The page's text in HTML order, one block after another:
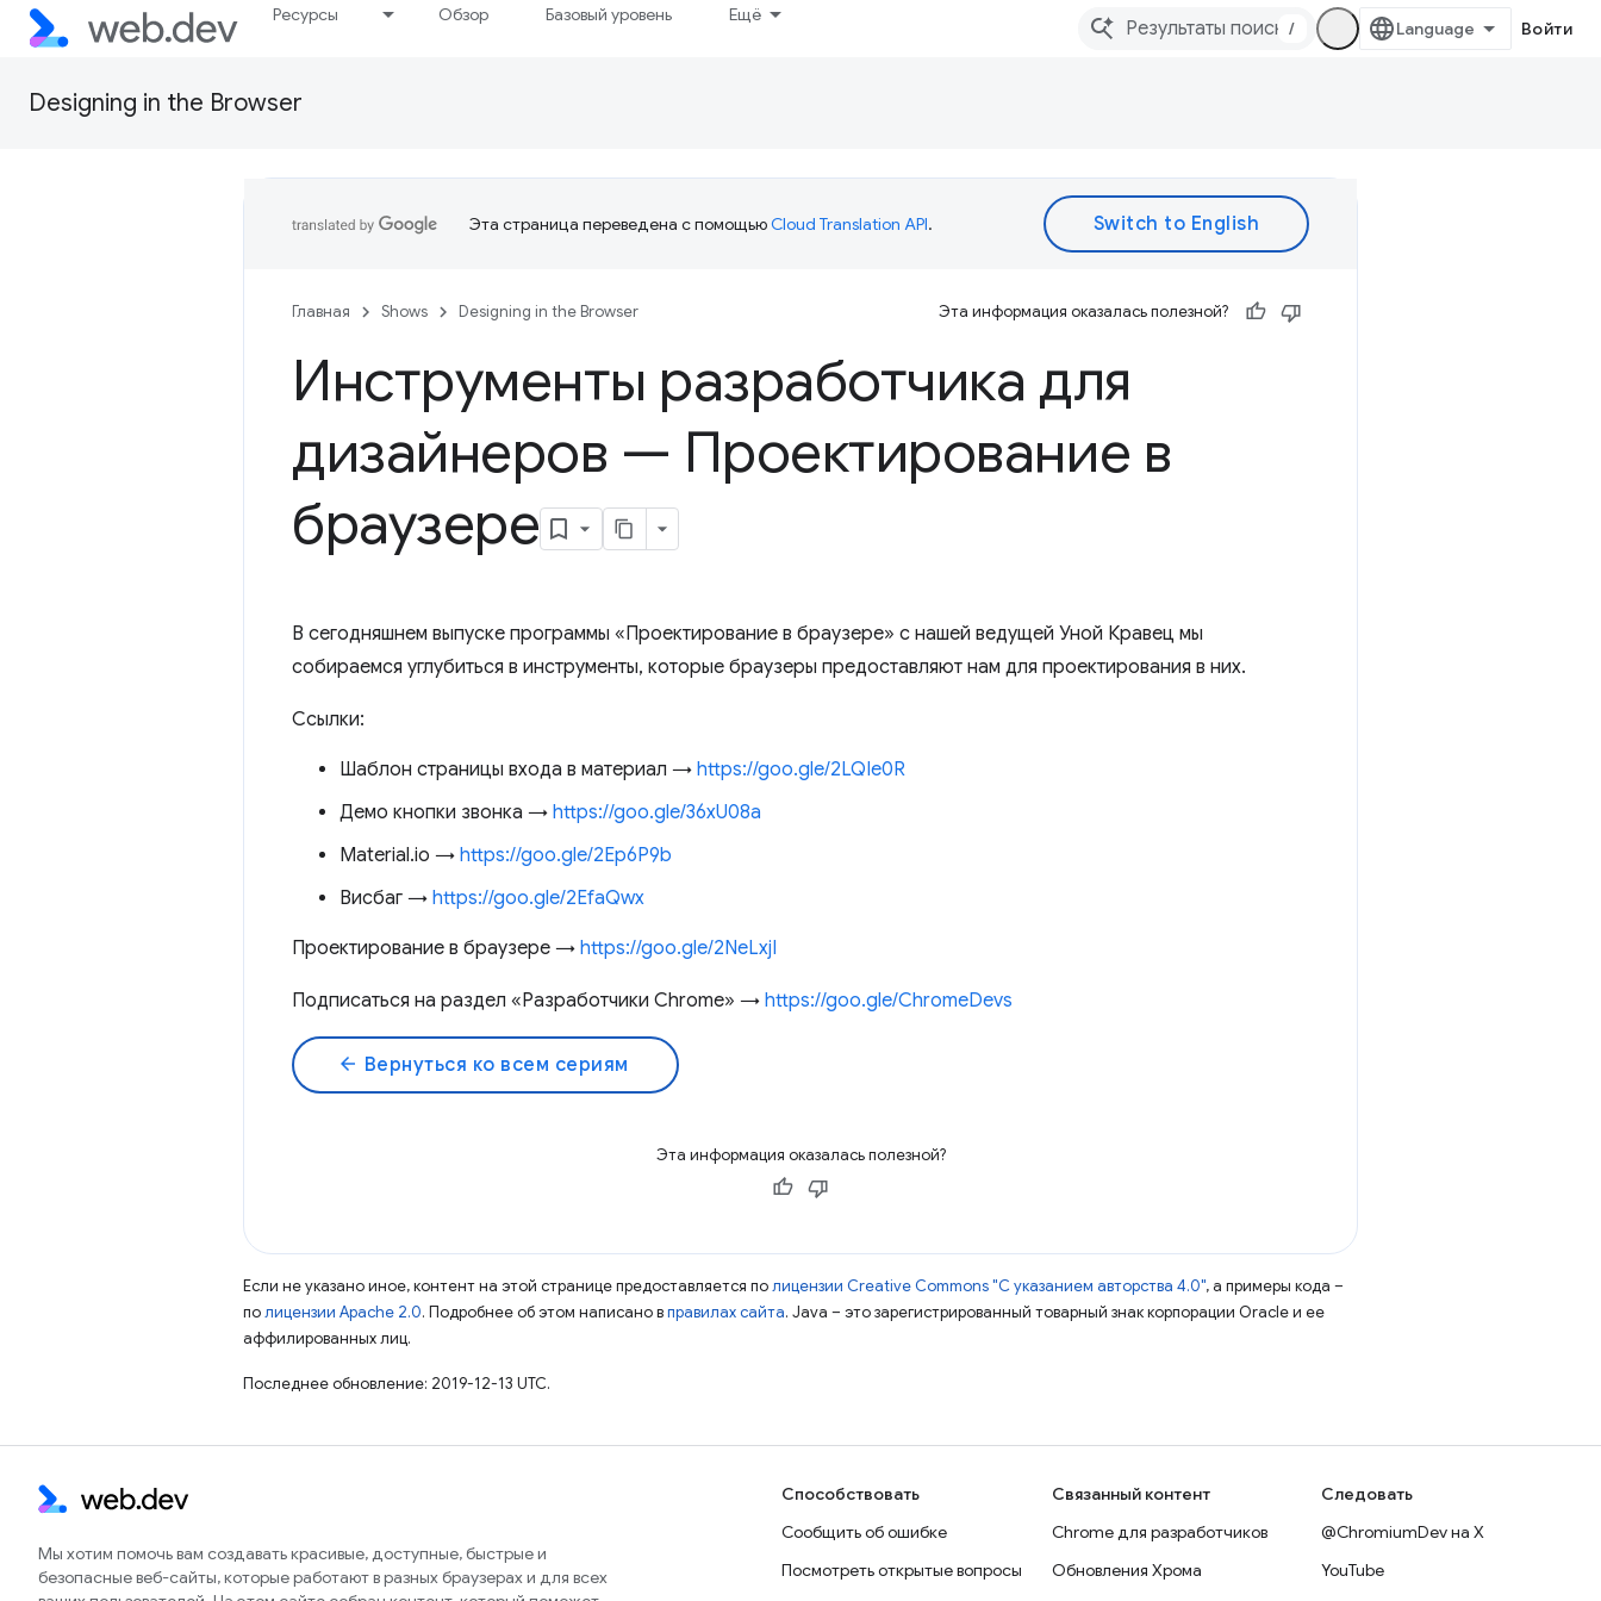
Ресурсы Обзор Базовый уровень Ещё
/ Войти
Designing in the Browser
Эта страница переведена с помощьюCloud Translation API.
Главная Shows Designing in the Browser Эта информация оказалась полезной?
Инструменты разработчика для
дизайнеров — Проектирование в
браузере
В сегодняшнем выпуске программы «Проектирование в браузере» с нашей ведущей Уной Кравец мы
собираемся углубиться в инструменты, которые браузеры предоставляют нам для проектирования в них.
Ссылки:
Шаблон страницы входа в материал → https://goo.gle/2LQIe0R
Демо кнопки звонка → https://goo.gle/36xU08a
Material.io → https://goo.gle/2Ep6P9b
Висбаг → https://goo.gle/2EfaQwx
Проектирование в браузере → https://goo.gle/2NeLxjI
Подписаться на раздел «Разработчики Chrome» → https://goo.gle/ChromeDevs
arrow_back Вернуться ко всем сериям
Эта информация оказалась полезной?
Если не указано иное, контент на этой странице предоставляется полицензии Creative Commons "С указанием авторства 4.0", а примеры кода –
полицензии Apache 2.0. Подробнее об этом написано вправилах сайта. Java – это зарегистрированный товарный знак корпорации Oracle и ее
аффилированных лиц.
Последнее обновление: 2019-12-13 UTC.
Мы хотим помочь вам создавать красивые, доступные, быстрые и
безопасные веб-сайты, которые работают в разных браузерах и для всех
Способствовать
Сообщить об ошибке
Посмотреть открытые вопросы
Связанный контент
Chrome для разработчиков
Обновления Хрома
Следовать
@ChromiumDev на X
YouTube